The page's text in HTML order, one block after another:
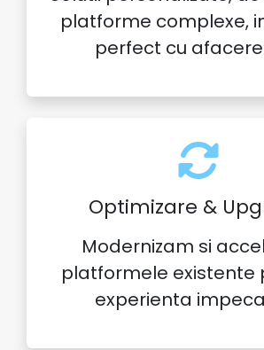
platforme complexe,
perfect cu
Optimizare &
Modernizam si
platformele existente
experienta